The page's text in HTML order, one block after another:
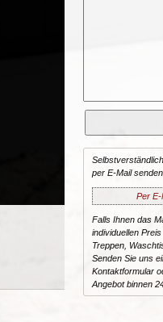
per E-Mail
Per E-
Falls Ihnen das
individuellen
Treppen,
Senden Sie uns
Kontaktformular
Angebot binnen